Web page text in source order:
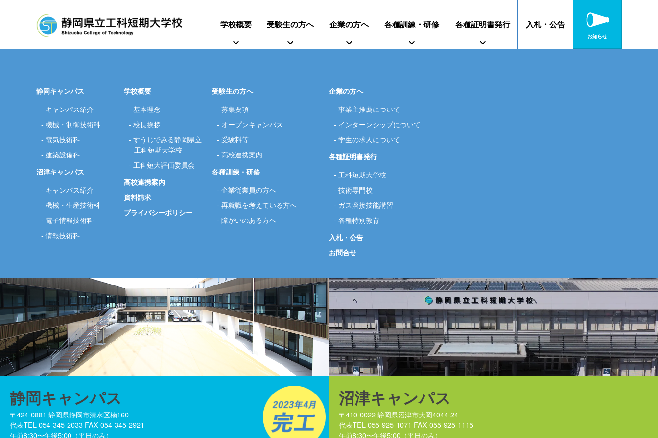
学校概要
基本理念 校長挨拶 すうじでみる静岡県立工科短期大学校
受験生の方へ
募集要項 オープンキャンパス 授業料等
企業の方へ
事業主推薦について
ついて
学生の求人について
各種訓練・研修
企業従業員の方へ 再就職を考えている方へ
各種証明書発行
工科短期大学校 技術専門校 ガス溶接技能講習 各種特別教育
入札・公告
お知らせ
静岡キャンパス
キャンパス紹介
機械・制御技術科
電気技術科
建築設備科
沼津キャンパス
キャンパス紹介
機械・生産技術科
電子情報技術科
情報技術科
学校概要
基本理念
校長挨拶
すうじでみる静岡県立
工科短期大学校
工科短大評価委員会
高校連携案内
資料請求
プライバシーポリシー
受験生の方へ
募集要項
オープンキャンパス
受験料等
高校連携案内
各種訓練・研修
企業従業員の方へ
再就職を考えている方へ
障がいのある方へ
企業の方へ
事業主推薦について
インターンシップについて
学生の求人について
各種証明書発行
工科短期大学校
技術専門校
ガス溶接技能講習
各種特別教育
入札・公告
お問合せ
静岡キャンパス
〒424-0881 静岡県静岡市清水区楠160
代表TEL 054-345-2033 FAX 054-345-2921
午前8:30〜午後5:00（平日のみ）
沼津キャンパス
〒410-0022 静岡県沼津市大岡4044-24
代表TEL 055-925-1071 FAX 055-925-1115
午前8:30〜午後5:00（平日のみ）